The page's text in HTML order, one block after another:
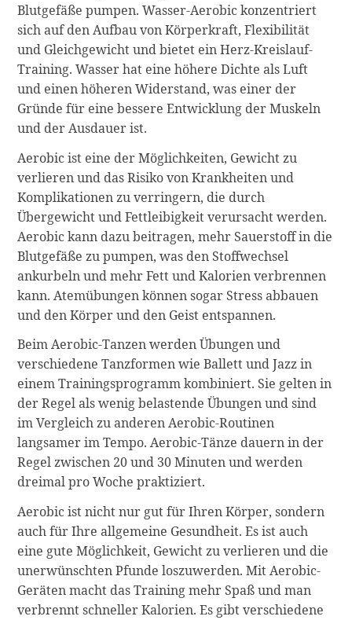
Blutgefäße pumpen. Wasser-Aerobic konzentriert
sich auf den Aufbau von Körperkraft, Flexibilität
und Gleichgewicht und bietet ein Herz-Kreislauf-
Training. Wasser hat eine höhere Dichte als Luft
und einen höheren Widerstand, was einer der
Gründe für eine bessere Entwicklung der Muskeln
und der Ausdauer ist.
Aerobic ist eine der Möglichkeiten, Gewicht zu
verlieren und das Risiko von Krankheiten und
Komplikationen zu verringern, die durch
Übergewicht und Fettleibigkeit verursacht werden.
Aerobic kann dazu beitragen, mehr Sauerstoff in die
Blutgefäße zu pumpen, was den Stoffwechsel
ankurbeln und mehr Fett und Kalorien verbrennen
kann. Atemübungen können sogar Stress abbauen
und den Körper und den Geist entspannen.
Beim Aerobic-Tanzen werden Übungen und
verschiedene Tanzformen wie Ballett und Jazz in
einem Trainingsprogramm kombiniert. Sie gelten in
der Regel als wenig belastende Übungen und sind
im Vergleich zu anderen Aerobic-Routinen
langsamer im Tempo. Aerobic-Tänze dauern in der
Regel zwischen 20 und 30 Minuten und werden
dreimal pro Woche praktiziert.
Aerobic ist nicht nur gut für Ihren Körper, sondern
auch für Ihre allgemeine Gesundheit. Es ist auch
eine gute Möglichkeit, Gewicht zu verlieren und die
unerwünschten Pfunde loszuwerden. Mit Aerobic-
Geräten macht das Training mehr Spaß und man
verbrennt schneller Kalorien. Es gibt verschiedene